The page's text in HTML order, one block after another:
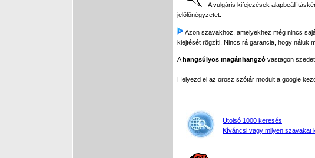
A vulgáris kifejezések
jelölőnégyzetet.
Azon szavakhoz, amelyekhez még nincs
kiejtését rögzíti. Nincs rá garancia, hogy náluk
Ahangsúlyos magánhangzó vastagon
Helyezd el az orosz szótár modult a google
Utolsó 1000 keresés
Kíváncsi vagy milyen szavakat